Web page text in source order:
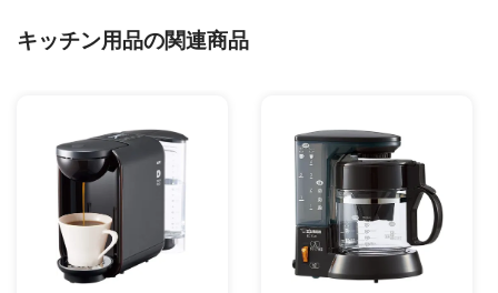
キッチン用品の関連商品